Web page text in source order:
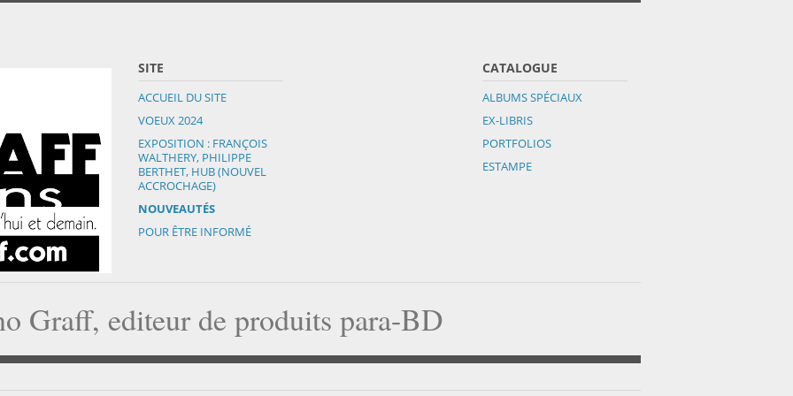
SITE
ACCUEIL DU SITE
VOEUX 2024
EXPOSITION : FRANÇOIS
WALTHERY, PHILIPPE
BERTHET, HUB (NOUVEL
ACCROCHAGE)
NOUVEAUTÉS
POUR ÊTRE INFORMÉ
CATALOGUE
ALBUMS SPÉCIAUX
EX-LIBRIS
PORTFOLIOS
ESTAMPE
Graff, editeur de produits para-BD